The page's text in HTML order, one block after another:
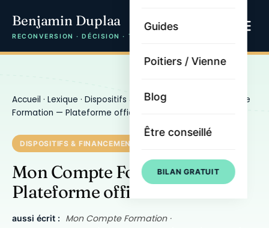
Benjamin Duplaa
RECONVERSION · DÉCISION · TRAJECTOIRE
Guides
Poitiers / Vienne
Blog
Être conseillé
BILAN GRATUIT
Accueil · Lexique · Dispositifs & financement
· Mon Compte
Formation — Plateforme officielle CPF
DISPOSITIFS & FINANCEMENT
Mon Compte Formation —
Plateforme officielle CPF
aussi écrit :
Mon Compte Formation ·